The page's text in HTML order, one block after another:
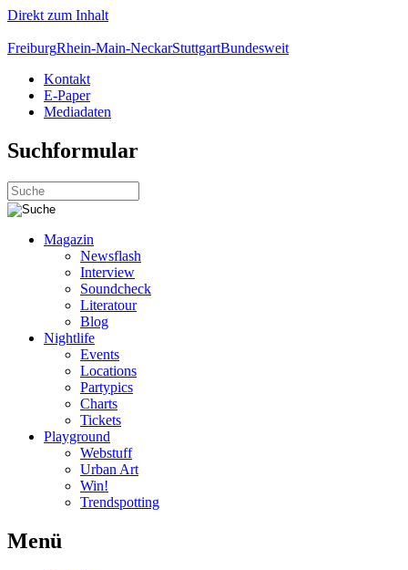
Direkt zum Inhalt
FreiburgRhein-Main-NeckarStuttgartBundesweit
Kontakt
E-Paper
Mediadaten
Suchformular
Magazin
Newsflash
Interview
Soundcheck
Literatour
Blog
Nightlife
Events
Locations
Partypics
Charts
Tickets
Playground
Webstuff
Urban Art
Win!
Trendspotting
Menü